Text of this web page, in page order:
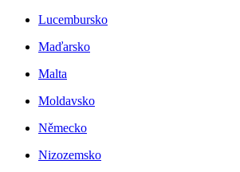
Lucembursko
Maďarsko
Malta
Moldavsko
Německo
Nizozemsko